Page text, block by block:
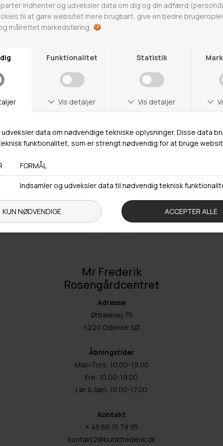
Hestehaven 21 K
Åbningstider
Tors: 09.00-17.00
Kontakt
+ 45 65 90 45 89
info@fashiondeluxe.dk
Mr Frederik
Rosengårdcentret
Adresse
Ørbækvej 75
5220 Odense SØ
Åbningstider
Man-Tors: 10.00-19.00
Fre: 10.00-19.00
Lør & Søn: 10.00-17.00
Kontakt
+ 45 66 15 79 95
kontakt2@butikfrederik.dk